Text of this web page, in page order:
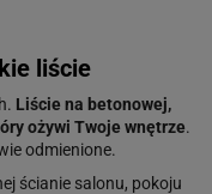
liście
Liście na betonowej,
ożywi Twoje wnętrze.
odmienione.
ścianie salonu, pokoju